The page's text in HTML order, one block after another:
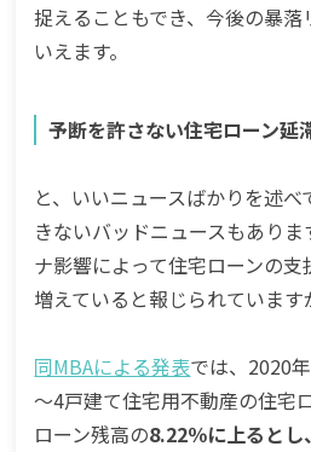
捉えることもでき、今後の暴落
いえます。
予断を許さない住宅ローン延
と、いいニュースばかりを述
きないバッドニュースもあり
ナ影響によって住宅ローンの
増えていると報じられています
同MBAによる発表では、2020
～4戸建て住宅用不動産の住宅
ローン残高の8.22％に上ると